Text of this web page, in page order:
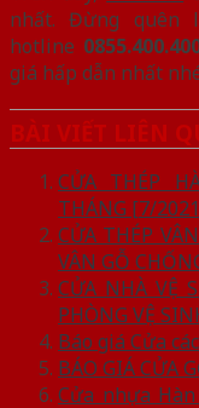
nhất. Đừng quên
hotline
giá hấp dẫn nhất
BÀI VIẾT LIÊN
CỬA THÉP
THÁNG [7/
CỬA THÉP
VÂN GỖ
CỬA NHÀ VỆ
PHÒNG VỆ
Báo giá Cửa
BÁO GIÁ CỬA
Cửa nhựa